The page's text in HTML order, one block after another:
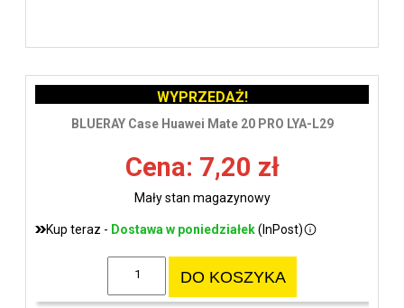
BLUERAY Case Huawei Mate 20 PRO LYA-L29
Cena: 7,20 zł
Mały stan magazynowy
Kup teraz - Dostawa w poniedziałek(InPost)
DO KOSZYKA
WYPRZEDAŻ!